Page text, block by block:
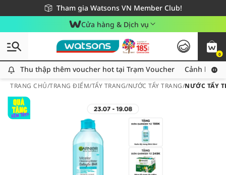
Tham gia Watsons VN Member Club!
Miễn phí giao hàng cho đơn hàng từ 249,000Đ
Giao hàng nhanh 24h - Áp dụng khu vực TP. Hồ Chí Minh
Cửa hàng & Dịch vụ
0
Thu thập thêm voucher hot tại Trạm Voucher
Thu thập thêm voucher hot tại Trạm Voucher Cảnh báo
TRANG CHỦ/TRANG ĐIỂM/TẨY TRANG/NƯỚC TẨY TRANG/NƯỚC TẨY